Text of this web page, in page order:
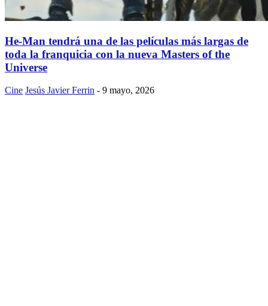
He-Man tendrá una de las películas más largas de
toda la franquicia con la nueva Masters of the
Universe
Cine Jesús Javier Ferrin - 9 mayo, 2026